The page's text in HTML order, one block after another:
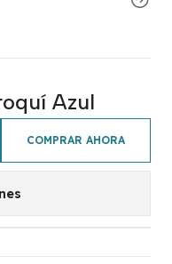
Azul
COMPRAR AHORA